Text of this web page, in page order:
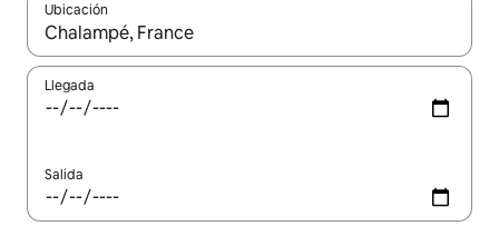
Ubicación
Cuando los resultados estén disponibles, podrás navegar
Llegada
Salida